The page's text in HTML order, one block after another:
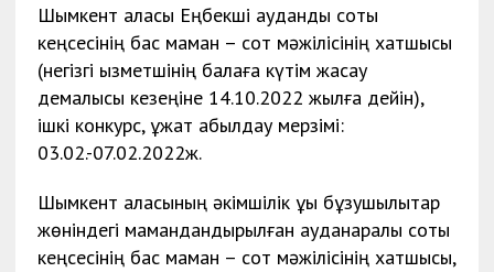
Шымкент қаласы Еңбекші аудандық соты
кеңсесінің бас маман – сот мәжілісінің хатшысы
(негізгі қызметшінің балаға күтім жасау
демалысы кезеңіне 14.10.2022 жылға дейін),
ішкі конкурс, құжат қабылдау мерзімі:
03.02.-07.02.2022ж.
Шымкент қаласының әкімшілік құқық бұзушылықтар
жөніндегі мамандандырылған ауданаралық соты
кеңсесінің бас маман – сот мәжілісінің хатшысы,